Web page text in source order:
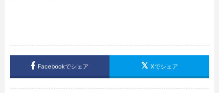
Facebookでシェア Xでシェア